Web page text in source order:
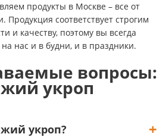
продукты в Москве – все от
Продукция соответствует строгим
и качеству, поэтому вы всегда
нас и в будни, и в праздники.
вопросы:
укроп
укроп?